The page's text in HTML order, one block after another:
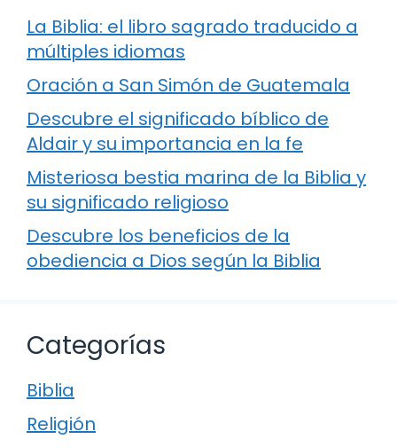
La Biblia: el libro sagrado traducido a
múltiples idiomas
Oración a San Simón de Guatemala
Descubre el significado bíblico de
Aldair y su importancia en la fe
Misteriosa bestia marina de la Biblia y
su significado religioso
Descubre los beneficios de la
obediencia a Dios según la Biblia
Categorías
Biblia
Religión